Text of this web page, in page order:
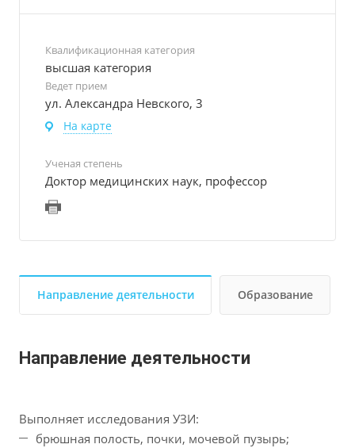
Квалификационная категория
высшая категория
Ведет прием
ул. Александра Невского, 3
На карте
Ученая степень
Доктор медицинских наук, профессор
Направление деятельности Образование
Направление деятельности
Выполняет исследования УЗИ:
брюшная полость, почки, мочевой пузырь;